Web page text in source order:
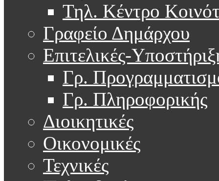
Τηλ. Κέντρο
Γραφείο Δημάρχου
Επιτελικές-
Γρ.
Γρ. Πληροφορικής
Διοικητικές
Οικονομικές
Τεχνικές